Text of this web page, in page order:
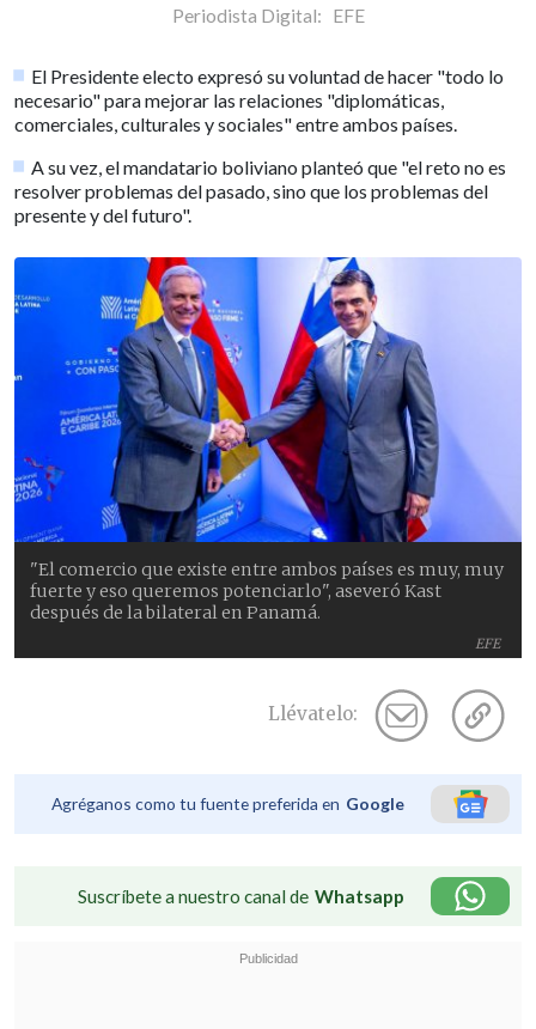
Periodista Digital: EFE
El Presidente electo expresó su voluntad de hacer "todo lo
necesario" para mejorar las relaciones "diplomáticas,
comerciales, culturales y sociales" entre ambos países.
A su vez, el mandatario boliviano planteó que "el reto no es
resolver problemas del pasado, sino que los problemas del
presente y del futuro".
EFE
"El comercio que existe entre ambos países es muy, muy
fuerte y eso queremos potenciarlo", aseveró Kast
después de la bilateral en Panamá.
Llévatelo:
Agréganos como tu fuente preferida en Google
Suscríbete a nuestro canal de Whatsapp